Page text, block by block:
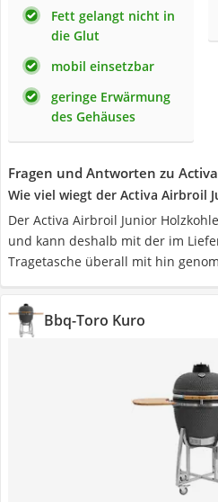
Fett gelangt nicht in
die Glut
mobil einsetzbar
geringe Erwärmung
des Gehäuses
Fragen und Antworten zu
Wie viel wiegt der Activa Airbroil
Der Activa Airbroil Junior
und kann deshalb mit der im
Tragetasche überall mit hin
‎Bbq-Toro Kuro